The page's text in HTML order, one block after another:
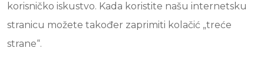
korisničko iskustvo. Kada koristite našu internetsku
stranicu možete također zaprimiti kolačić „treće
strane“.